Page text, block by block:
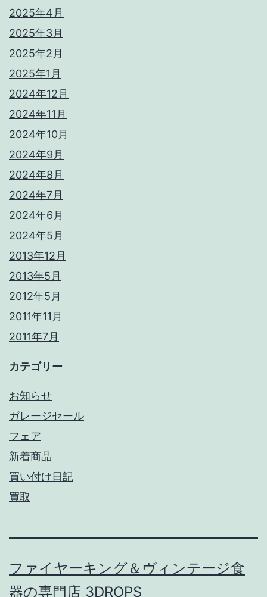
2025年4月
2025年3月
2025年2月
2025年1月
2024年12月
2024年11月
2024年10月
2024年9月
2024年8月
2024年7月
2024年6月
2024年5月
2013年12月
2013年5月
2012年5月
2011年11月
2011年7月
カテゴリー
お知らせ
ガレージセール
フェア
新着商品
買い付け日記
買取
ファイヤーキング＆ヴィンテージ食
器の専門店 3DROPS